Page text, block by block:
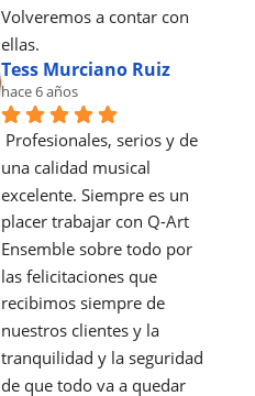
Volveremos a contar con
ellas.
Tess Murciano Ruiz
hace 6 años
Profesionales, serios y de
una calidad musical
excelente. Siempre es un
placer trabajar con Q-Art
Ensemble sobre todo por
las felicitaciones que
recibimos siempre de
nuestros clientes y la
tranquilidad y la seguridad
de que todo va a quedar